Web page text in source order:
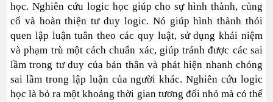
học. Nghiên cứu logic học giúp cho sự hình thành, củng
cố và hoàn thiện tư duy logic. Nó giúp hình thành thói
quen lập luận tuân theo các quy luật, sử dụng khái niệm
và phạm trù một cách chuẩn xác, giúp tránh được các sai
lầm trong tư duy của bản thân và phát hiện nhanh chóng
sai lầm trong lập luận của người khác. Nghiên cứu logic
học là bỏ ra một khoảng thời gian tương đối nhỏ mà có thể